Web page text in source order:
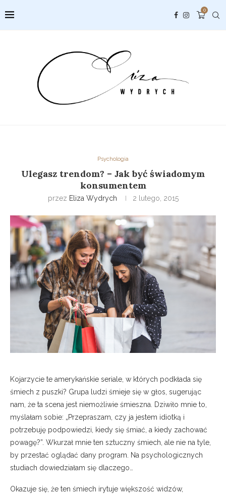
0
Psychologia
Ulegasz trendom? – Jak być świadomym
konsumentem
przez Eliza Wydrych 2 lutego, 2015
Kojarzycie te amerykańskie seriale, w których podkłada się
śmiech z puszki? Grupa ludzi śmieje się w głos, sugerując
nam, że ta scena jest niemożliwie śmieszna. Dziwiło mnie to,
myślałam sobie: „Przepraszam, czy ja jestem idiotką i
potrzebuję podpowiedzi, kiedy się śmiać, a kiedy zachować
powagę?”. Wkurzał mnie ten sztuczny śmiech, ale nie na tyle,
by przestać oglądać dany program. Na psychologicznych
studiach dowiedziałam się dlaczego…
Okazuje się, że ten śmiech irytuje większość widzów,